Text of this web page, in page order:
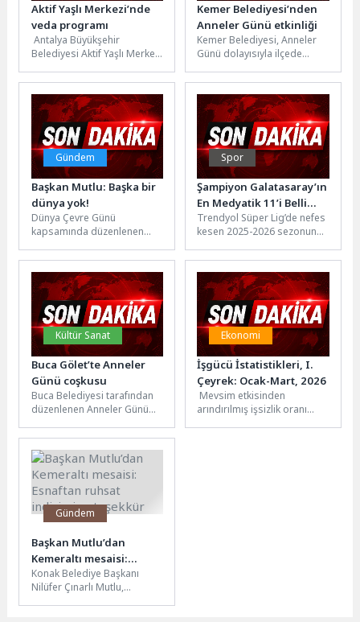
Aktif Yaşlı Merkezi’nde
veda programı
Antalya Büyükşehir
Belediyesi Aktif Yaşlı Merkezi
programı düzenlendi.
Programda merkez üyeleri...
Kemer Belediyesi’nden
Anneler Günü etkinliği
Kemer Belediyesi, Anneler
Günü dolayısıyla ilçede
düzenledi. Anneler etkinlikte
gönüllerince eğlenerek
güzel...
Gündem
Başkan Mutlu: Başka bir
dünya yok!
Dünya Çevre Günü
kapsamında düzenlenen
Yürüyüşü’nde çevre
örgütleri, meslek odaları
ve...
Spor
Şampiyon Galatasaray’ın
En Medyatik 11’i Belli
Oldu
Trendyol Süper Lig’de nefes
kesen 2025-2026 sezonunun
oldu. Sarı-kırmızılı ekip,
sahasında Antalyaspor’u 4-2
mağlup ederek...
Kültür Sanat
Buca Gölet’te Anneler
Günü coşkusu
Buca Belediyesi tarafından
düzenlenen Anneler Günü
Tesisleri’ndeki dev piknik
organizasyonuyla zirveye
ulaştı. Yüzlerce...
Ekonomi
İşgücü İstatistikleri, I.
Çeyrek: Ocak-Mart, 2026
Mevsim etkisinden
arındırılmış işsizlik oranı
Gündem
Başkan Mutlu’dan
Kemeraltı mesaisi:
Esnaftan ruhsat
indirimine teşekkür
Konak Belediye Başkanı
Nilüfer Çınarlı Mutlu,